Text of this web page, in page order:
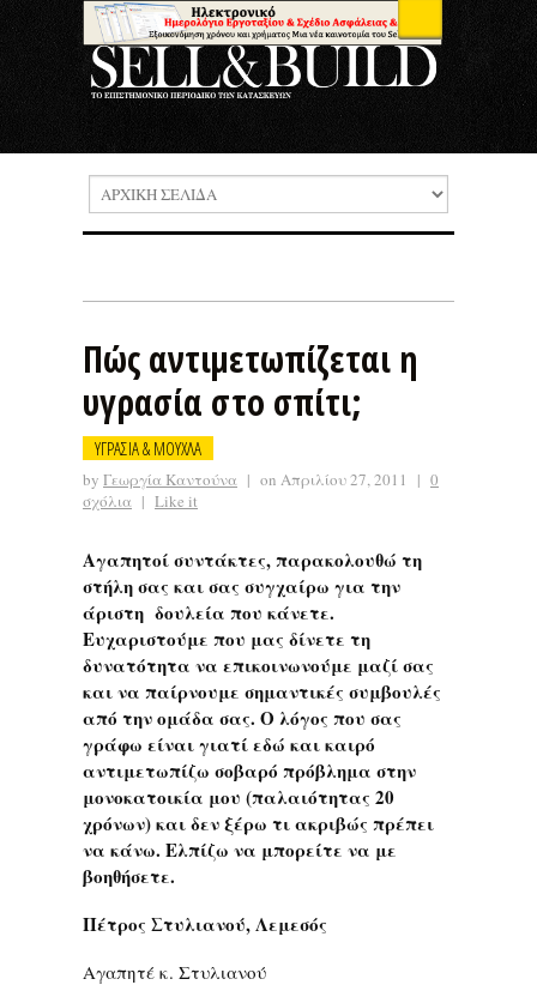
Πώς αντιμετωπίζεται η
υγρασία στο σπίτι;
ΥΓΡΑΣΙΑ & ΜΟΥΧΛΑ
by Γεωργία Καντούνα | on Απριλίου 27, 2011 | 0
σχόλια | Like it
Αγαπητοί συντάκτες, παρακολουθώ τη
στήλη σας και σας συγχαίρω για την
άριστη δουλεία που κάνετε.
Ευχαριστούμε που μας δίνετε τη
δυνατότητα να επικοινωνούμε μαζί σας
και να παίρνουμε σημαντικές συμβουλές
από την ομάδα σας. Ο λόγος που σας
γράφω είναι γιατί εδώ και καιρό
αντιμετωπίζω σοβαρό πρόβλημα στην
μονοκατοικία μου (παλαιότητας 20
χρόνων) και δεν ξέρω τι ακριβώς πρέπει
να κάνω. Ελπίζω να μπορείτε να με
βοηθήσετε.
Πέτρος Στυλιανού, Λεμεσός
Αγαπητέ κ. Στυλιανού